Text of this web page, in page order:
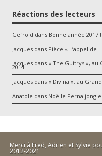
Réactions des lecteurs
Gefroid dans Bonne année 2017 !
Jacques dans Pièce « L’appel de
Jacques dans « The Guitrys »,
2014
Jacques dans « Divina », au
Anatole dans Noëlle Perna
Merci à Fred, Adrien et Sylvie
2012-2021